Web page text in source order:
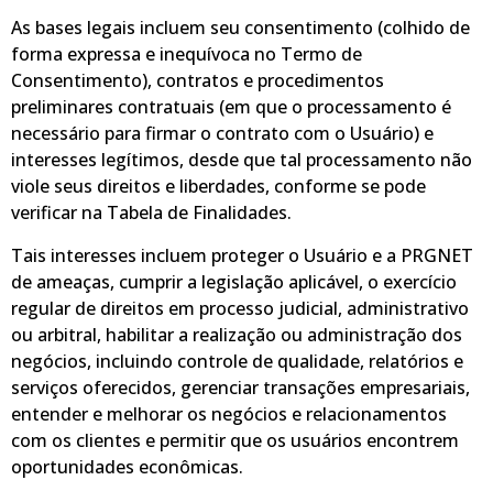
As bases legais incluem seu consentimento (colhido de
forma expressa e inequívoca no Termo de
Consentimento), contratos e procedimentos
preliminares contratuais (em que o processamento é
necessário para firmar o contrato com o Usuário) e
interesses legítimos, desde que tal processamento não
viole seus direitos e liberdades, conforme se pode
verificar na Tabela de Finalidades.
Tais interesses incluem proteger o Usuário e a PRGNET
de ameaças, cumprir a legislação aplicável, o exercício
regular de direitos em processo judicial, administrativo
ou arbitral, habilitar a realização ou administração dos
negócios, incluindo controle de qualidade, relatórios e
serviços oferecidos, gerenciar transações empresariais,
entender e melhorar os negócios e relacionamentos
com os clientes e permitir que os usuários encontrem
oportunidades econômicas.